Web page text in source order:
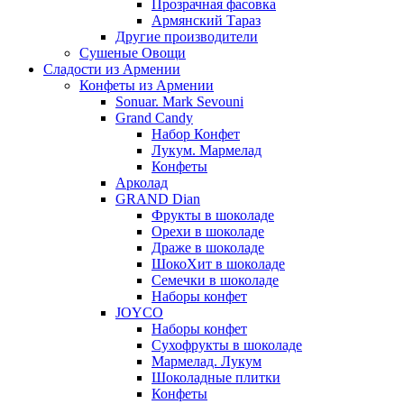
Прозрачная фасовка
Армянский Тараз
Другие производители
Сушеные Овощи
Сладости из Армении
Конфеты из Армении
Sonuar. Mark Sevouni
Grand Candy
Набор Конфет
Лукум. Мармелад
Конфеты
Арколад
GRAND Dian
Фрукты в шоколаде
Орехи в шоколаде
Драже в шоколаде
ШокоХит в шоколаде
Семечки в шоколаде
Наборы конфет
JOYCO
Наборы конфет
Сухофрукты в шоколаде
Мармелад. Лукум
Шоколадные плитки
Конфеты